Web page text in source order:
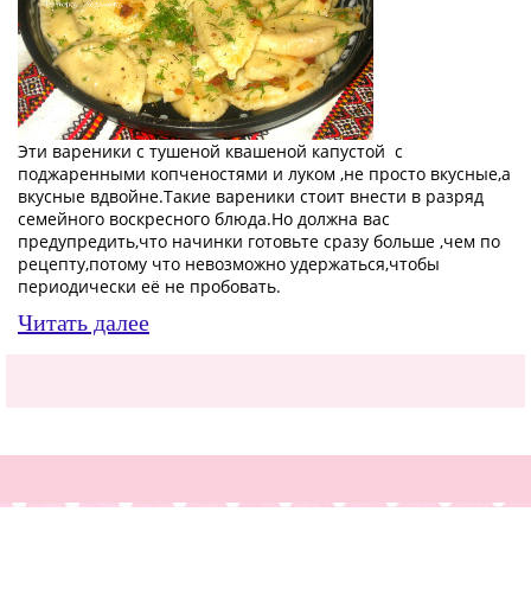
Эти вареники с тушеной квашеной капустой с
поджаренными копченостями и луком ,не просто вкусные,а
вкусные вдвойне.Такие вареники стоит внести в разряд
семейного воскресного блюда.Но должна вас
предупредить,что начинки готовьте сразу больше ,чем по
рецепту,потому что невозможно удержаться,чтобы
периодически её не пробовать.
Читать далее